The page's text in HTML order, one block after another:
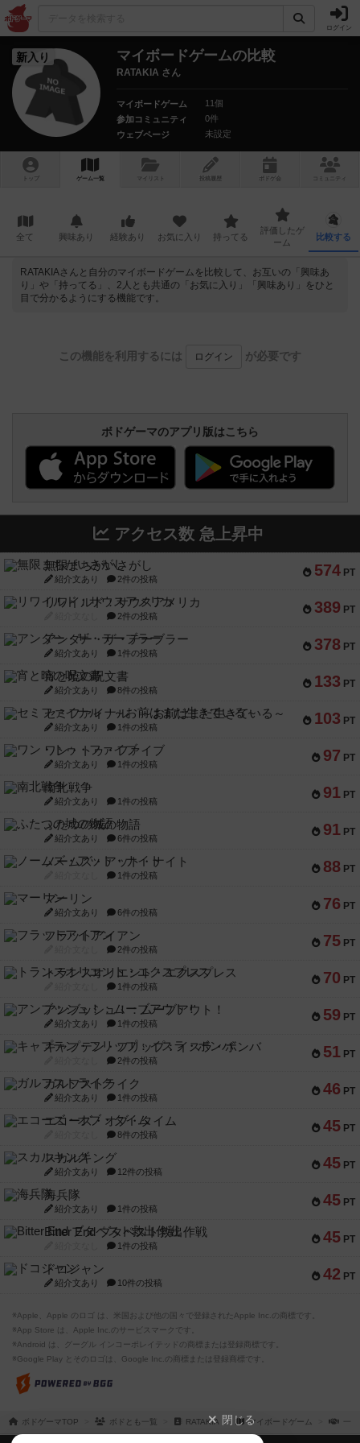
ログイン
新入り マイボードゲームの比較
RATAKIA さん
マイボードゲーム
11個
参加コミュニティ
0件
ウェブページ
未設定
トップ ゲーム一覧 マイリスト 投稿履歴 ボ ドゲ コミュニティ
全て 興味あり 経験あり お気に入り 持ってる
評価したゲ
ーム
比較する
RATAKIAさんと自分のマイボードゲームを比較して、お互いの「興味あ
り」や「持ってる」、2人とも共通の「お気に入り」「興味あり」をひと
目で分かるようにする機能です。
この機能を利用するには ログイン が必要です
ボドゲーマのアプリ版はこちら
アクセス数 急上昇中
574 PT
無限まちがいさがし
紹介文あり 2件の投稿
389 PT
リワイルド：サウスアメリカ
2件の投稿
378 PT
アンダー・ザ・テーブラー
紹介文あり 1件の投稿
133 PT
宵と暁の呪文書
紹介文あり 8件の投稿
103 PT
セミファイナル ～お前はまだ生きている～
紹介文あり 1件の投稿
97 PT
ワン・トゥ・ファイブ
紹介文あり 1件の投稿
91 PT
南北戦争
紹介文あり 1件の投稿
91 PT
ふたつの城の物語
紹介文あり 6件の投稿
88 PT
ノームズ・アット・ナイト
1件の投稿
76 PT
マーリン
紹介文あり 6件の投稿
75 PT
フラットアイアン
2件の投稿
70 PT
トランスオリエント・エクスプレス
1件の投稿
59 PT
アンブッシュ！：ムーブアウト！
紹介文あり 1件の投稿
51 PT
キャプテン・フリップ：イスラ・ボンバ
2件の投稿
46 PT
ガルフストライク
紹介文あり 1件の投稿
45 PT
エコーズ・オブ・タイム
8件の投稿
45 PT
スカルキング
紹介文あり 12件の投稿
45 PT
海兵隊
紹介文あり 1件の投稿
45 PT
Bitter End ブタペスト救出作戦
1件の投稿
42 PT
ドコジャン
紹介文あり 10件の投稿
※Apple、Apple のロゴ は、米国および他の国々で登録されたApple Inc.の商標です。
※App Store は、Apple Inc.のサービスマークです。
※Android は、グーグル インコーポレイテッドの商標または登録商標です。
※Google Play とそのロゴは、Google Inc.の商標または登録商標です。
ボドゲーマTOP ボドとも一覧 RATAKIA マイボードゲーム
閉じる